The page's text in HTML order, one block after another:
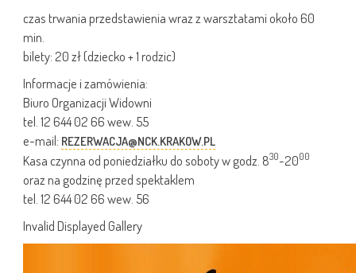
czas trwania przedstawienia wraz z warsztatami około 60
min.
bilety: 20 zł (dziecko + 1 rodzic)
Informacje i zamówienia:
Biuro Organizacji Widowni
tel. 12 644 02 66 wew. 55
e-mail: REZERWACJA@NCK.KRAKOW.PL
Kasa czynna od poniedziałku do soboty w godz. 830-2000
oraz na godzinę przed spektaklem
tel. 12 644 02 66 wew. 56
Invalid Displayed Gallery